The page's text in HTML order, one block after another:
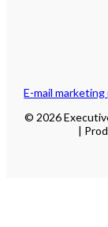
E-mail marketing
© 2026
|